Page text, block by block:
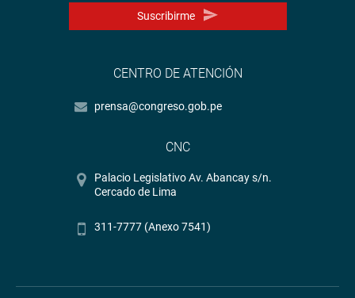
Suscribirme
CENTRO DE ATENCIÓN
prensa@congreso.gob.pe
CNC
Palacio Legislativo Av. Abancay s/n.
Cercado de Lima
311-7777 (Anexo 7541)